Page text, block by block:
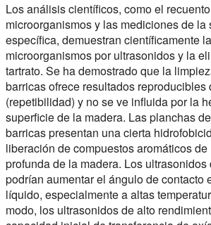
Los análisis científicos, como el
microorganismos y las mediciones de la
específica, demuestran científicamente
microorganismos por ultrasonidos y la
tartrato. Se ha demostrado que la
barricas ofrece resultados reproducibles
(repetibilidad) y no se ve influida por la
superficie de la madera. Las planchas
barricas presentan una cierta
liberación de compuestos aromáticos
profunda de la madera. Los
podrían aumentar el ángulo de contacto
líquido, especialmente a altas
modo, los ultrasonidos de alto